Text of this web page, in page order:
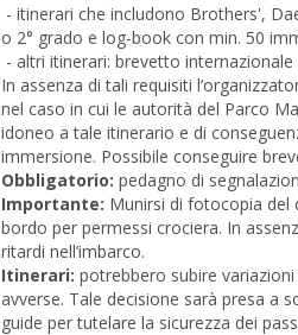
- itinerari che includono Brothers',
o 2° grado e log-book con min. 50
- altri itinerari: brevetto internazionale
In assenza di tali requisiti
nel caso in cui le autorità del Parco
idoneo a tale itinerario e di
immersione. Possibile conseguire
Obbligatorio: pedagno di
Importante: Munirsi di fotocopia del
bordo per permessi crociera. In
ritardi nell’imbarco.
Itinerari: potrebbero subire
avverse. Tale decisione sarà presa a
guide per tutelare la sicurezza dei